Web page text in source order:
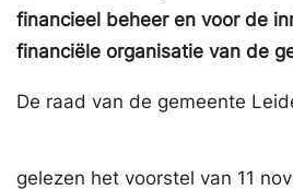
financieel beheer en voor de
financiële organisatie van de
De raad van de gemeente
gelezen het voorstel van 11